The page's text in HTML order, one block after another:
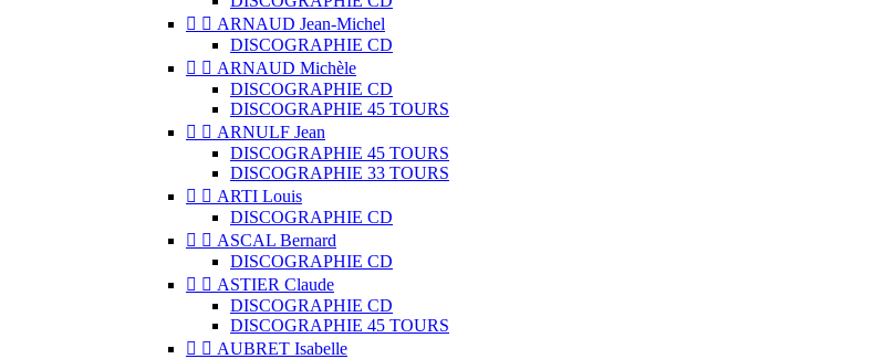
  ARNAUD Jean-Michel
DISCOGRAPHIE CD
  ARNAUD Michèle
DISCOGRAPHIE CD
DISCOGRAPHIE 45 TOURS
  ARNULF Jean
DISCOGRAPHIE 45 TOURS
DISCOGRAPHIE 33 TOURS
  ARTI Louis
DISCOGRAPHIE CD
  ASCAL Bernard
DISCOGRAPHIE CD
  ASTIER Claude
DISCOGRAPHIE CD
DISCOGRAPHIE 45 TOURS
  AUBRET Isabelle